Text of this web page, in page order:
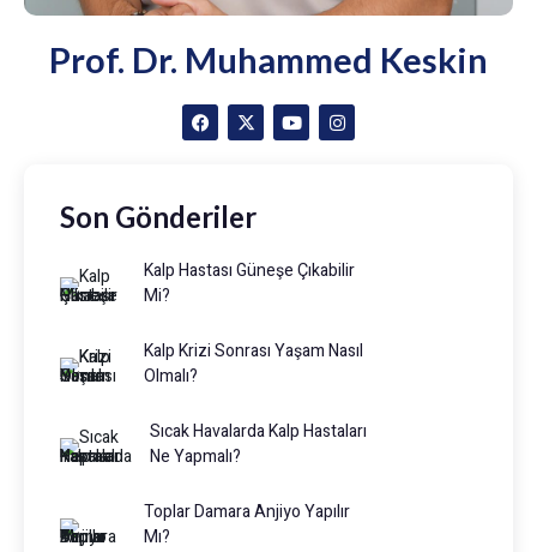
Prof. Dr. Muhammed Keskin
Son Gönderiler
Kalp Hastası Güneşe Çıkabilir
Mi?
Kalp Krizi Sonrası Yaşam Nasıl
Olmalı?
Sıcak Havalarda Kalp Hastaları
Ne Yapmalı?
Toplar Damara Anjiyo Yapılır
Mı?